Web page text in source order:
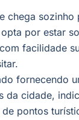
chega
por estar
facilidade
fornecendo
da cidade,
pontos